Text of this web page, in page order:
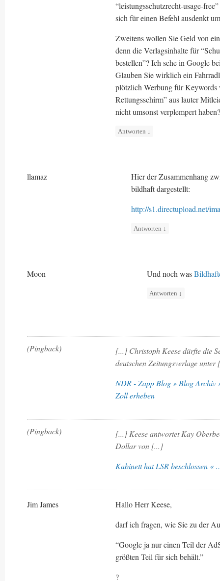
“leistungsschutzrecht-usage-
sich für einen Befehl ausdenkt
Zweitens wollen Sie Geld von
denn die Verlagsinhalte für
bestellen”? Ich sehe in Google
Glauben Sie wirklich ein
plötzlich Werbung für
Rettungsschirm” aus lauter
nicht umsonst verplempert haben?
Antworten ↓
llamaz
Hier der Zusammenhang
bildhaft dargestellt:
http://s1.directupload.net/
Antworten ↓
Moon Und noch was
Antworten ↓
(Pingback)
[...] Christoph Keese dürfte die
deutschen Zeitungsverlage unter
NDR - Zapp Blog » Blog Archiv
Zoll erheben
(Pingback)
[...] Keese antwortet Kay
Dollar von [...]
Kabinett hat LSR beschlossen
Jim James
Hallo Herr Keese,
darf ich fragen, wie Sie zu der
“Google ja nur einen Teil der
größten Teil für sich behält.”
?